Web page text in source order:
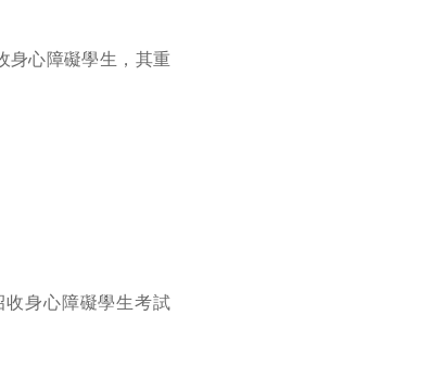
身心障礙學生，其重
身心障礙學生考試